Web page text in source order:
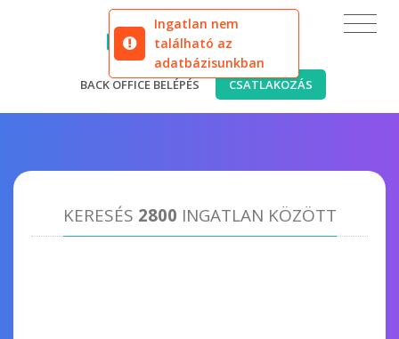
Ingatlan nem
található az
adatbázisunkban
BACK OFFICE BELÉPÉS CSATLAKOZÁS
KERESÉS 2800 INGATLAN KÖZÖTT